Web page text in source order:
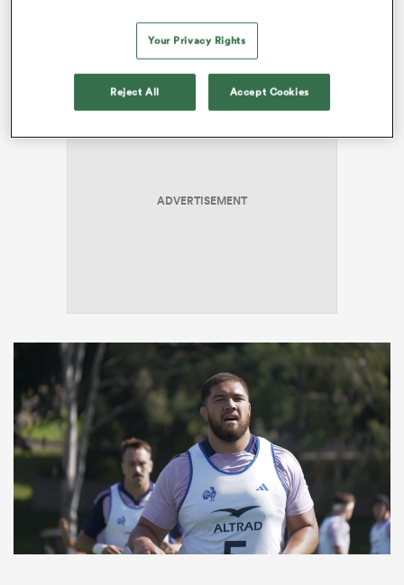
ensemble, dans la continuité de leur fin de saison,
derrière le talonneur Peato Mauvaka.
ADVERTISEMENT
Your Privacy Rights
Reject All Accept Cookies